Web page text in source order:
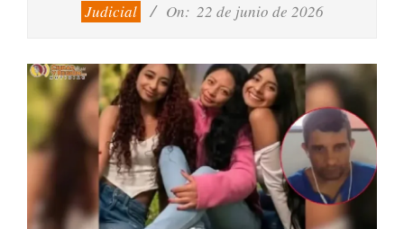
Judicial On: 22 de junio de 2026